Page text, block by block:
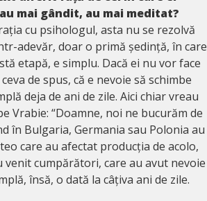
mai gândit, au mai meditat?
cu psihologul, asta nu se rezolvă
adevăr, doar o primă ședință, în care
etapă, e simplu. Dacă ei nu vor face
de spus, că e nevoie să schimbe
deja de ani de zile. Aici chiar vreau
Vrabie: “Doamne, noi ne bucurăm de
în Bulgaria, Germania sau Polonia au
care au afectat producția de acolo,
cumpărători, care au avut nevoie
însă, o dată la câțiva ani de zile.